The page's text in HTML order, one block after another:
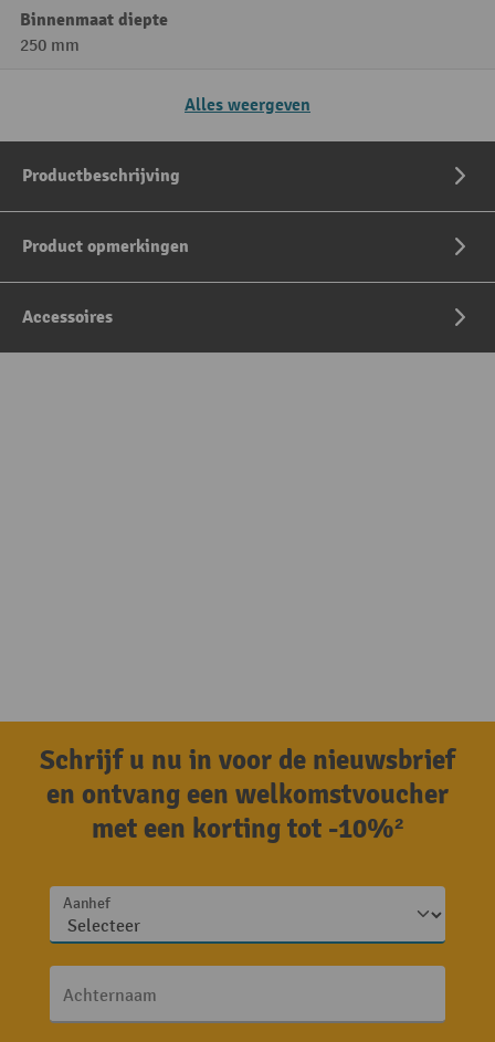
Binnenmaat diepte
250 mm
Alles weergeven
Productbeschrijving
Product opmerkingen
Accessoires
Schrijf u nu in voor de nieuwsbrief
en ontvang een welkomstvoucher
met een korting tot -10%²
Aanhef
Achternaam